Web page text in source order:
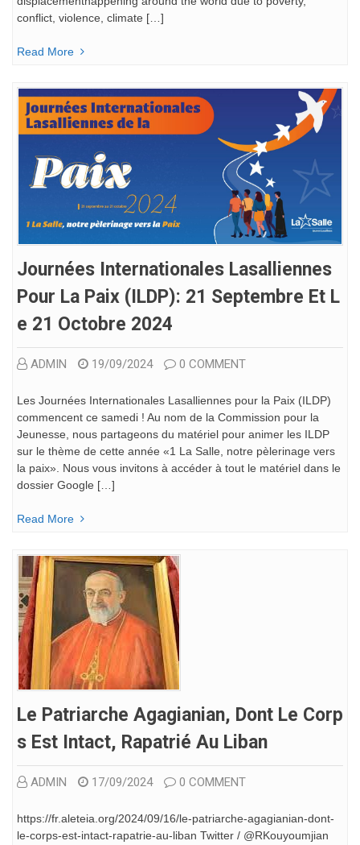
conflict, violence, climate […]
Read More
Journées Internationales Lasalliennes
Pour La Paix (ILDP): 21 Septembre Et L
E 21 Octobre 2024
ADMIN 19/09/2024 0 COMMENT
Les Journées Internationales Lasalliennes pour la Paix (ILDP)
commencent ce samedi ! Au nom de la Commission pour la
Jeunesse, nous partageons du matériel pour animer les ILDP
sur le thème de cette année «1 La Salle, notre pèlerinage vers
la paix». Nous vous invitons à accéder à tout le matériel dans le
dossier Google […]
Read More
Le Patriarche Agagianian, Dont Le Corp
S Est Intact, Rapatrié Au Liban
ADMIN 17/09/2024 0 COMMENT
https://fr.aleteia.org/2024/09/16/le-patriarche-agagianian-dont-
le-corps-est-intact-rapatrie-au-liban Twitter / @RKouyoumjian